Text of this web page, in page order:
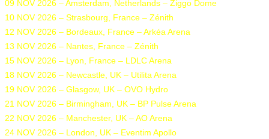
09 NOV 2026 – Amsterdam, Netherlands – Ziggo Dome
10 NOV 2026 – Strasbourg, France – Zénith
12 NOV 2026 – Bordeaux, France – Arkéa Arena
13 NOV 2026 – Nantes, France – Zénith
15 NOV 2026 – Lyon, France – LDLC Arena
18 NOV 2026 – Newcastle, UK – Utilita Arena
19 NOV 2026 – Glasgow, UK – OVO Hydro
21 NOV 2026 – Birmingham, UK – BP Pulse Arena
22 NOV 2026 – Manchester, UK – AO Arena
24 NOV 2026 – London, UK – Eventim Apollo